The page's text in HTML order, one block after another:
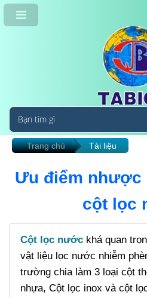
Trang chủ Tài liệu
Ưu điểm nhược
cột lọc
Cột lọc nước khá quan
vật liệu lọc nước nhiễm
trường chia làm 3 loại cột
nhựa, Cột lọc inox và cột